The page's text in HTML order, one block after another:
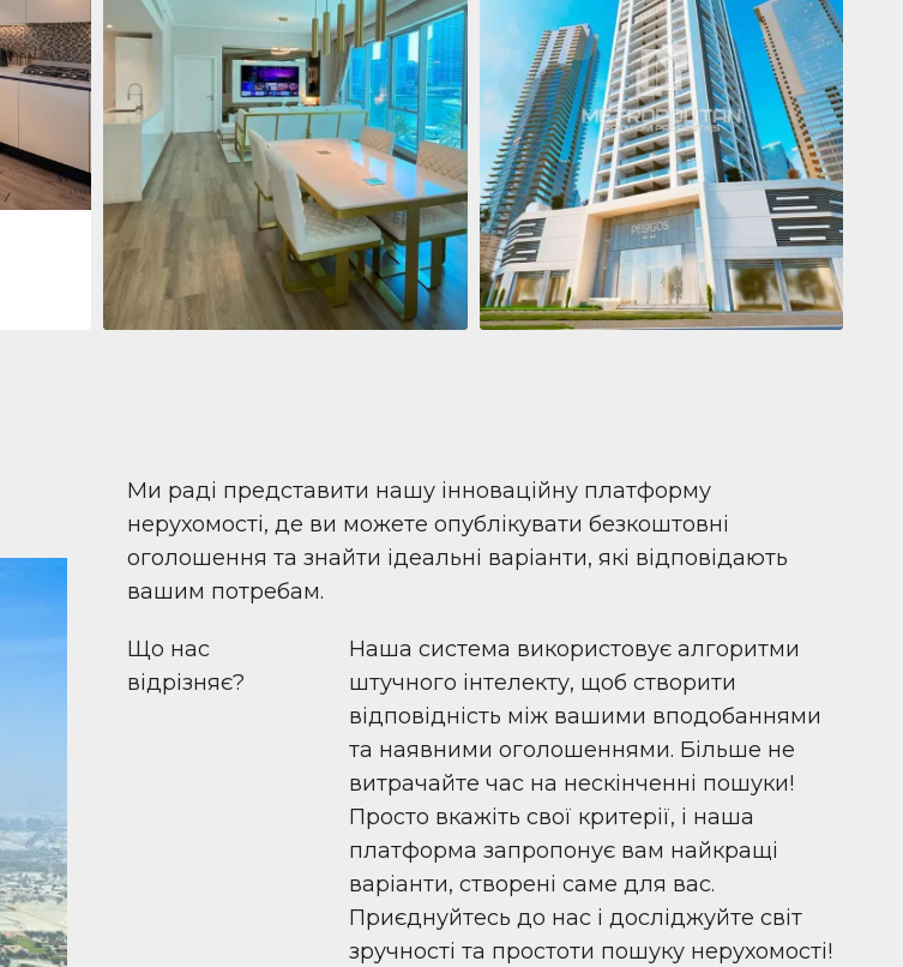
Квартира 708 447 $
Beauport Tower
Beauport Tower, Marina Promenade,
Dubai Marina, Dubai
96 м²
Квартира681 199 $
Pelagos by IGO
Pelagos by IGO, Dubai Marina, Dubai
1271 м²
Ми раді представити нашу інноваційну платформу
нерухомості, де ви можете опублікувати безкоштовні
оголошення та знайти ідеальні варіанти, які відповідають
вашим потребам.
Що нас
відрізняє?
Наша система використовує алгоритми
штучного інтелекту, щоб створити
відповідність між вашими вподобаннями
та наявними оголошеннями. Більше не
витрачайте час на нескінченні пошуки!
Просто вкажіть свої критерії, і наша
платформа запропонує вам найкращі
варіанти, створені саме для вас.
Приєднуйтесь до нас і досліджуйте світ
зручності та простоти пошуку нерухомості!